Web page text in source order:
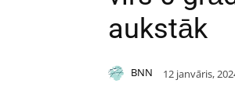
aukstāk
BNN 12 janvāris,